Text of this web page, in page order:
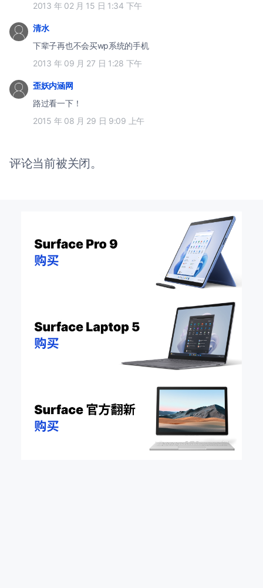
2013 年 02 月 15 日 1:34 下午
清水
下辈子再也不会买wp系统的手机
2013 年 09 月 27 日 1:28 下午
歪妖内涵网
路过看一下！
2015 年 08 月 29 日 9:09 上午
评论当前被关闭。